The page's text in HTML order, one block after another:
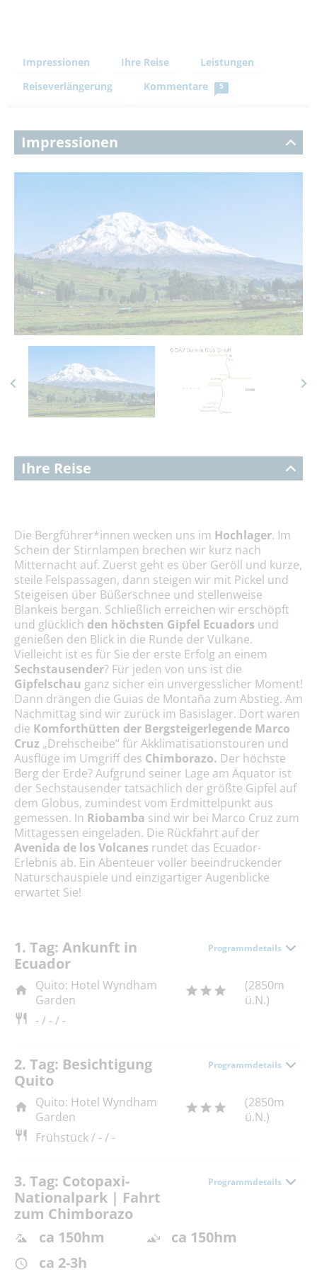
Impressionen Ihre Reise
Leistungen
Reiseverlängerung
Kommentare 5
Impressionen
Ihre Reise
Die Bergführer*innen wecken uns im Hochlager. Im
Schein der Stirnlampen brechen wir kurz nach
Mitternacht auf. Zuerst geht es über Geröll und kurze,
steile Felspassagen, dann steigen wir mit Pickel und
Steigeisen über Büßerschnee und stellenweise
Blankeis bergan. Schließlich erreichen wir erschöpft
und glücklich den höchsten Gipfel Ecuadors und
genießen den Blick in die Runde der Vulkane.
Vielleicht ist es für Sie der erste Erfolg an einem
Sechstausender? Für jeden von uns ist die
Gipfelschau ganz sicher ein unvergesslicher Moment!
Dann drängen die Guias de Montaña zum Abstieg. Am
Nachmittag sind wir zurück im Basislager. Dort waren
die Komforthütten der Bergsteigerlegende Marco
Cruz „Drehscheibe“ für Akklimatisationstouren und
Ausflüge im Umgriff des Chimborazo. Der höchste
Berg der Erde? Aufgrund seiner Lage am Äquator ist
der Sechstausender tatsächlich der größte Gipfel auf
dem Globus, zumindest vom Erdmittelpunkt aus
gemessen. In Riobamba sind wir bei Marco Cruz zum
Mittagessen eingeladen. Die Rückfahrt auf der
Avenida de los Volcanes rundet das Ecuador-
Erlebnis ab. Ein Abenteuer voller beeindruckender
Naturschauspiele und einzigartiger Augenblicke
erwartet Sie!
1. Tag: Ankunft in
Ecuador
Programmdetails
Quito: Hotel Wyndham
Garden
(2850m
ü.N.)
- / - / -
2. Tag: Besichtigung
Quito
Programmdetails
Quito: Hotel Wyndham
Garden
(2850m
ü.N.)
Frühstück / - / -
3. Tag: Cotopaxi-
Nationalpark | Fahrt
zum Chimborazo
Programmdetails
ca 150hm
ca 150hm
ca 2-3h